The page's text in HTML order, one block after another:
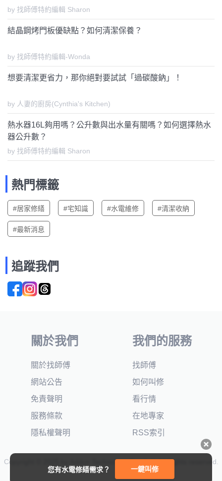
您有水電修繕需求？ 一鍵叫修
by 找師傅特約編輯 Sharon
結晶鋼烤門板優缺點？如何清潔保養？
by 找師傅特約編輯-Wonda
想要清潔更省力，那你絕對要試試「過碳酸鈉」！
by 人妻的廚房(Cynthia's Kitchen)
熱水器16L夠用嗎？公升數與出水量有關嗎？如何選擇熱水
器公升數？
by 找師傅特約編輯 Sharon
熱門標籤
#居家修繕 #宅知識 #水電維修 #清潔收納
#最新消息
追蹤我們
關於我們
關於找師傅
網站公告
免責聲明
服務條款
隱私權聲明
我們的服務
找師傅
如何叫修
看行情
在地專家
RSS索引
Copyright © 2025 by Addcn Technology Co., Ltd. All Rights reserved.